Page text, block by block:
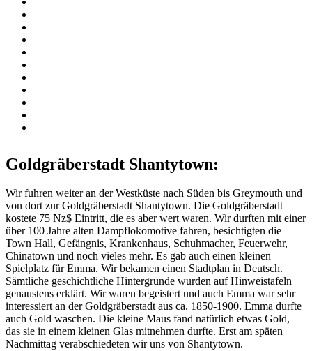
Goldgräberstadt Shantytown:
Wir fuhren weiter an der Westküste nach Süden bis Greymouth und
von dort zur Goldgräberstadt Shantytown. Die Goldgräberstadt
kostete 75 Nz$ Eintritt, die es aber wert waren. Wir durften mit einer
über 100 Jahre alten Dampflokomotive fahren, besichtigten die
Town Hall, Gefängnis, Krankenhaus, Schuhmacher, Feuerwehr,
Chinatown und noch vieles mehr. Es gab auch einen kleinen
Spielplatz für Emma. Wir bekamen einen Stadtplan in Deutsch.
Sämtliche geschichtliche Hintergründe wurden auf Hinweistafeln
genaustens erklärt. Wir waren begeistert und auch Emma war sehr
interessiert an der Goldgräberstadt aus ca. 1850-1900. Emma durfte
auch Gold waschen. Die kleine Maus fand natürlich etwas Gold,
das sie in einem kleinen Glas mitnehmen durfte. Erst am späten
Nachmittag verabschiedeten wir uns von Shantytown.